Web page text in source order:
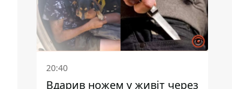
20:40
Вдарив ножем у живіт через